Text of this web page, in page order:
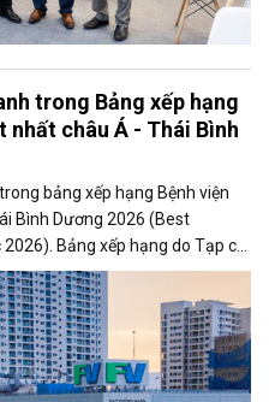
trong Bảng xếp hạng
nhất châu Á - Thái Bình
bảng xếp hạng Bệnh viện
Bình Dương 2026 (Best
Bảng xếp hạng do Tạp chí
cứu dữ liệu Statista thực hiện
tiên Việt Nam được đưa vào
hiện diện ngày càng rõ nét của
chuyên khoa quốc tế.